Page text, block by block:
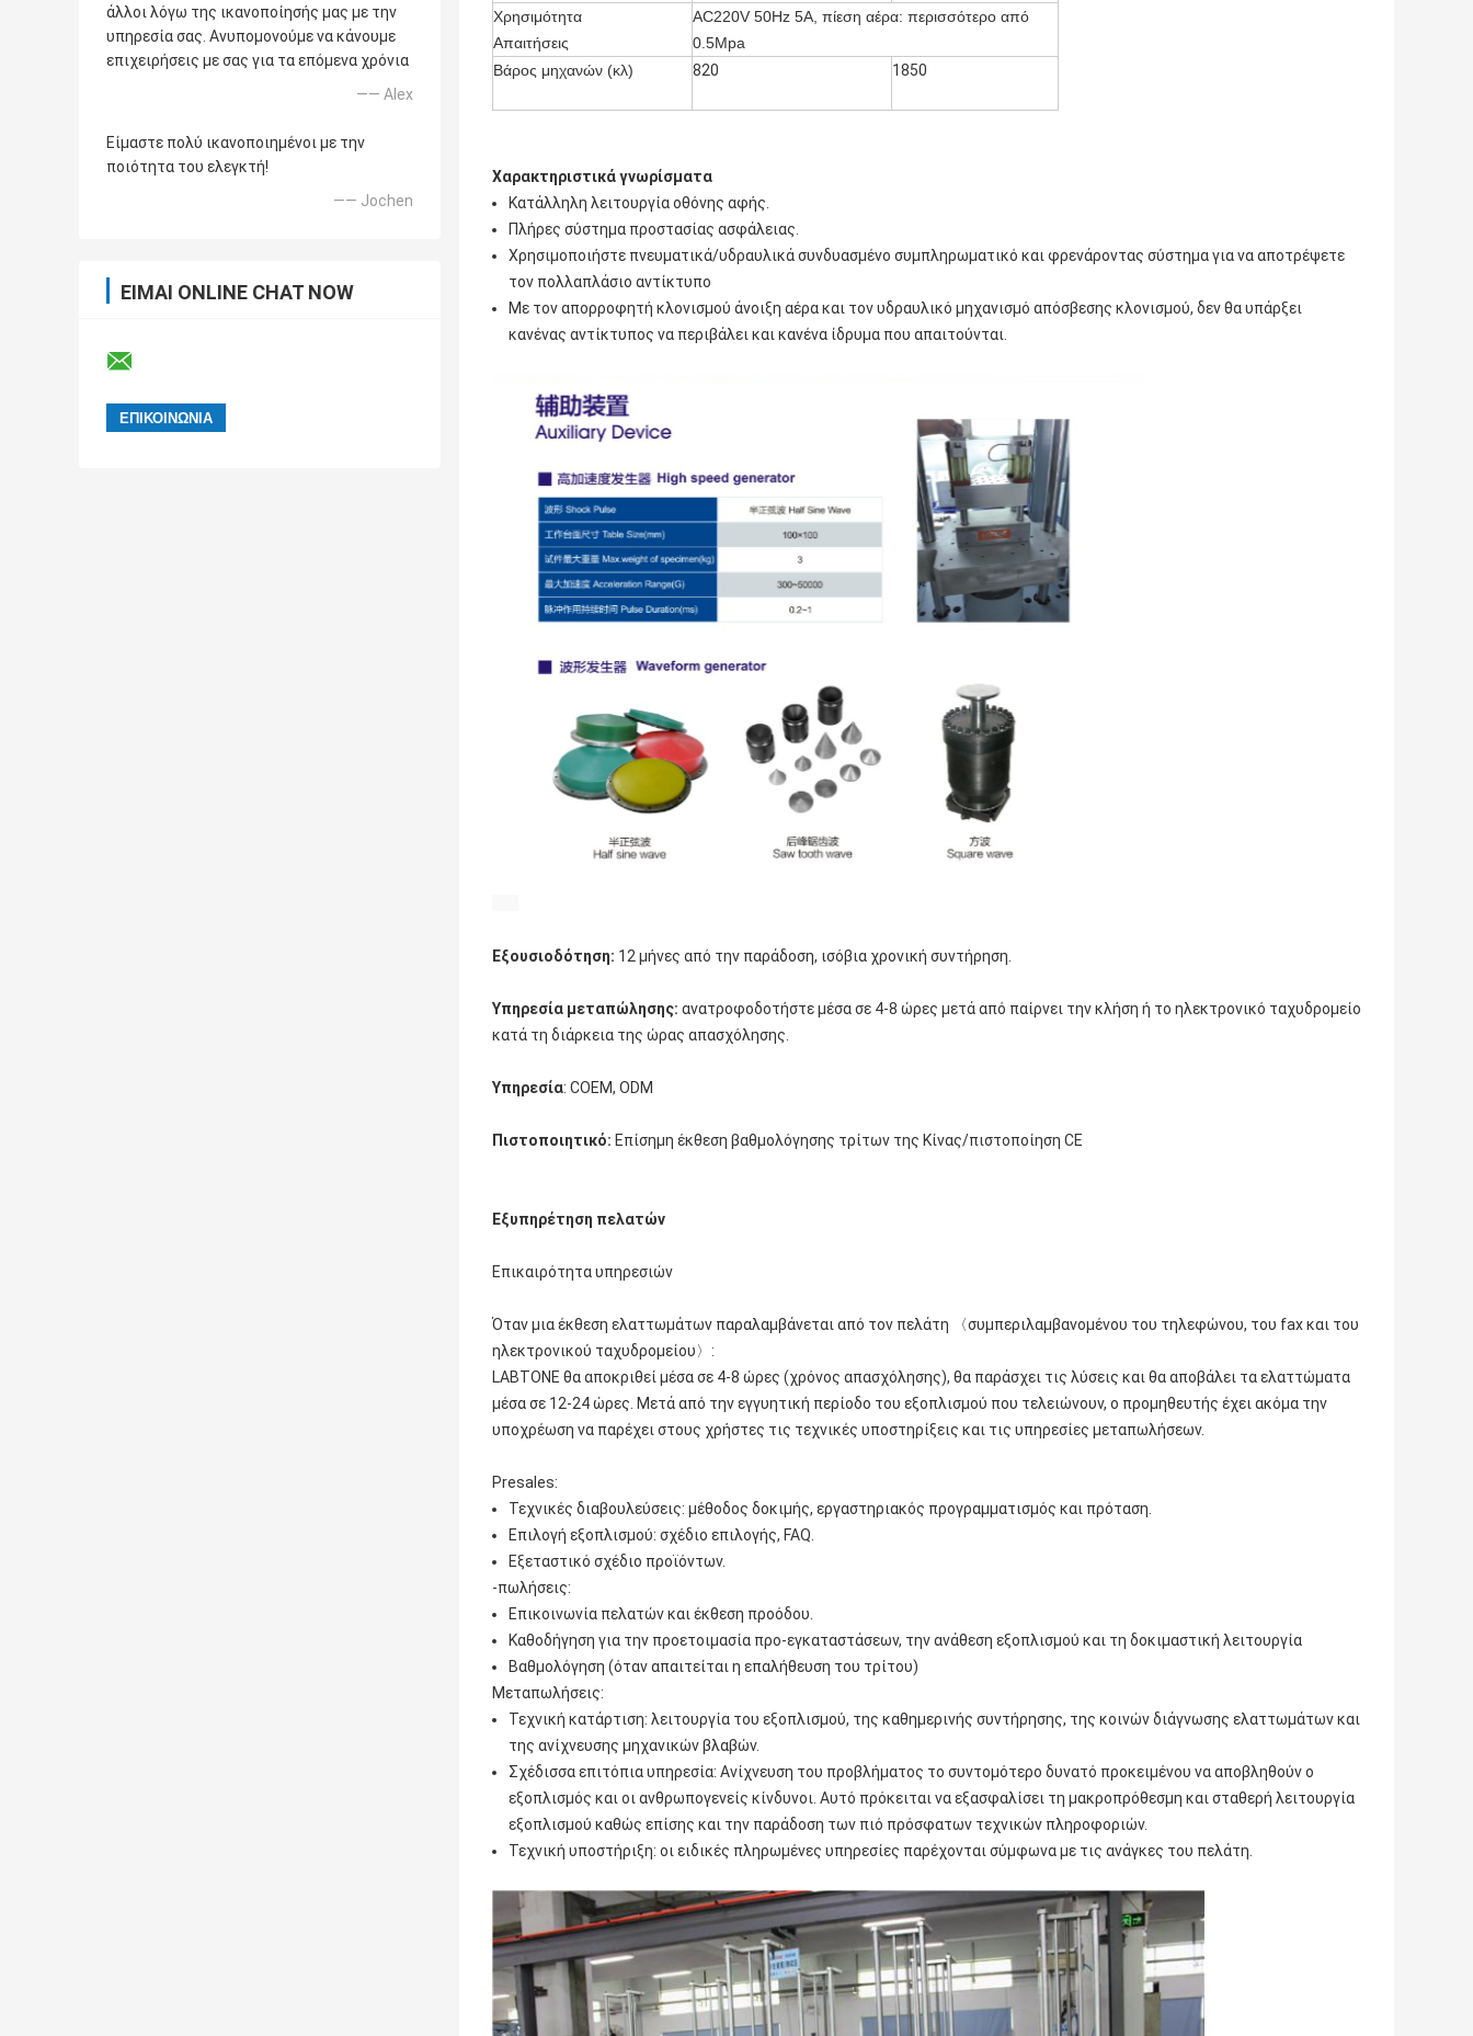
άλλοι λόγω της ικανοποίησής μας με την
υπηρεσία σας. Ανυπομονούμε να κάνουμε
επιχειρήσεις με σας για τα επόμενα χρόνια
—— Alex
Είμαστε πολύ ικανοποιημένοι με την
ποιότητα του ελεγκτή!
—— Jochen
ΕΊΜΑΙ ONLINE CHAT NOW
Χρησιμότητα
Απαιτήσεις
AC220V 50Hz 5A, πίεση αέρα: περισσότερο από
0.5Mpa
Βάρος μηχανών (κλ)
820 1850
Χαρακτηριστικά γνωρίσματα
Κατάλληλη λειτουργία οθόνης αφής.
Πλήρες σύστημα προστασίας ασφάλειας.
Χρησιμοποιήστε πνευματικά/υδραυλικά συνδυασμένο συμπληρωματικό και φρενάροντας σύστημα για να αποτρέψετε
τον πολλαπλάσιο αντίκτυπο
Με τον απορροφητή κλονισμού άνοιξη αέρα και τον υδραυλικό μηχανισμό απόσβεσης κλονισμού, δεν θα υπάρξει
κανένας αντίκτυπος να περιβάλει και κανένα ίδρυμα που απαιτούνται.
Εξουσιοδότηση: 12 μήνες από την παράδοση, ισόβια χρονική συντήρηση.
Υπηρεσία μεταπώλησης: ανατροφοδοτήστε μέσα σε 4-8 ώρες μετά από παίρνει την κλήση ή το ηλεκτρονικό ταχυδρομείο
κατά τη διάρκεια της ώρας απασχόλησης.
Υπηρεσία: COEM, ODM
Πιστοποιητικό: Επίσημη έκθεση βαθμολόγησης τρίτων της Κίνας/πιστοποίηση CE
Εξυπηρέτηση πελατών
Επικαιρότητα υπηρεσιών
Όταν μια έκθεση ελαττωμάτων παραλαμβάνεται από τον πελάτη 〈συμπεριλαμβανομένου του τηλεφώνου, του fax και του
ηλεκτρονικού ταχυδρομείου〉:
LABTONE θα αποκριθεί μέσα σε 4-8 ώρες (χρόνος απασχόλησης), θα παράσχει τις λύσεις και θα αποβάλει τα ελαττώματα
μέσα σε 12-24 ώρες. Μετά από την εγγυητική περίοδο του εξοπλισμού που τελειώνουν, ο προμηθευτής έχει ακόμα την
υποχρέωση να παρέχει στους χρήστες τις τεχνικές υποστηρίξεις και τις υπηρεσίες μεταπωλήσεων.
Presales:
Τεχνικές διαβουλεύσεις: μέθοδος δοκιμής, εργαστηριακός προγραμματισμός και πρόταση.
Επιλογή εξοπλισμού: σχέδιο επιλογής, FAQ.
Εξεταστικό σχέδιο προϊόντων.
-πωλήσεις:
Επικοινωνία πελατών και έκθεση προόδου.
Καθοδήγηση για την προετοιμασία προ-εγκαταστάσεων, την ανάθεση εξοπλισμού και τη δοκιμαστική λειτουργία
Βαθμολόγηση (όταν απαιτείται η επαλήθευση του τρίτου)
Μεταπωλήσεις:
Τεχνική κατάρτιση: λειτουργία του εξοπλισμού, της καθημερινής συντήρησης, της κοινών διάγνωσης ελαττωμάτων και
της ανίχνευσης μηχανικών βλαβών.
Σχέδισσα επιτόπια υπηρεσία: Ανίχνευση του προβλήματος το συντομότερο δυνατό προκειμένου να αποβληθούν ο
εξοπλισμός και οι ανθρωπογενείς κίνδυνοι. Αυτό πρόκειται να εξασφαλίσει τη μακροπρόθεσμη και σταθερή λειτουργία
εξοπλισμού καθώς επίσης και την παράδοση των πιό πρόσφατων τεχνικών πληροφοριών.
Τεχνική υποστήριξη: οι ειδικές πληρωμένες υπηρεσίες παρέχονται σύμφωνα με τις ανάγκες του πελάτη.